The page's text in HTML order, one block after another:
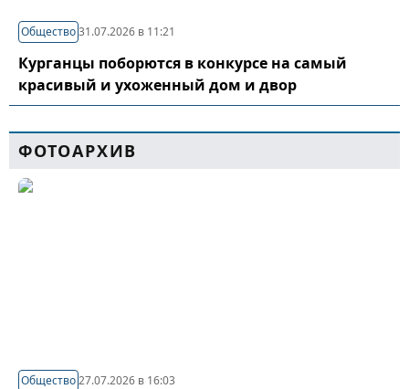
Общество31.07.2026 в 11:21
Курганцы поборются в конкурсе на самый
красивый и ухоженный дом и двор
ФОТОАРХИВ
Общество27.07.2026 в 16:03